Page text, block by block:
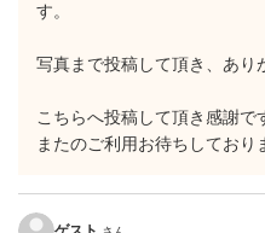
す。
写真まで投稿して頂き、あ
こちらへ投稿して頂き感謝
またのご利用お待ちしてお